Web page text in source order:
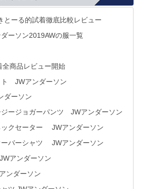
とーる的試着徹底比較レビュー
ーソン2019AWの服一覧
商品レビュー開始
ト JWアンダーソン
ダーソン
ージョガーパンツ JWアンダーソン
ックセーター JWアンダーソン
ーバーシャツ JWアンダーソン
アンダーソン
ンダーソン